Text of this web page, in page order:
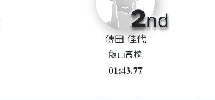
2nd
傳田 佳代
飯山高校
01:43.77